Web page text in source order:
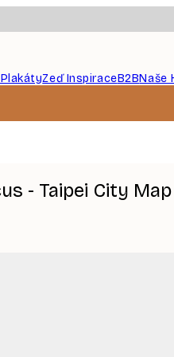
Zeď InspiraceB2BNaše
- Taipei City